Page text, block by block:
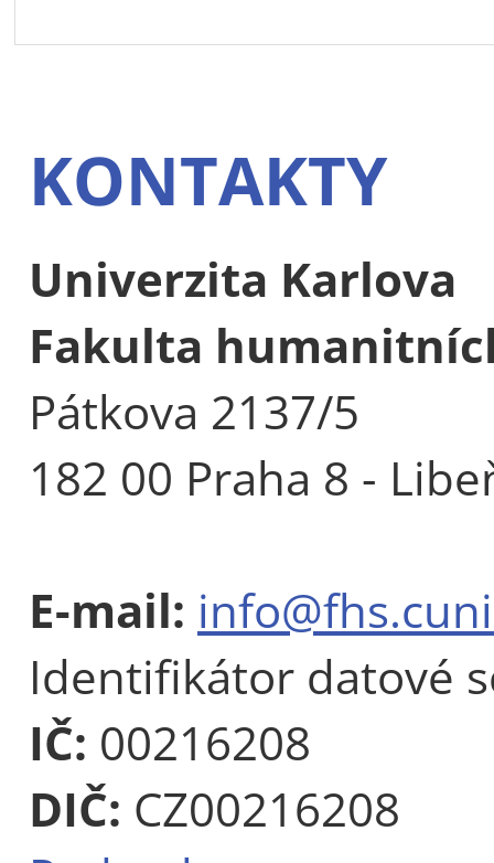
KONTAKTY
Univerzita Karlova
Fakulta
Pátkova 2137/5
182 00 Praha 8 -
E-mail:
Identifikátor datové
IČ: 00216208
DIČ: CZ00216208